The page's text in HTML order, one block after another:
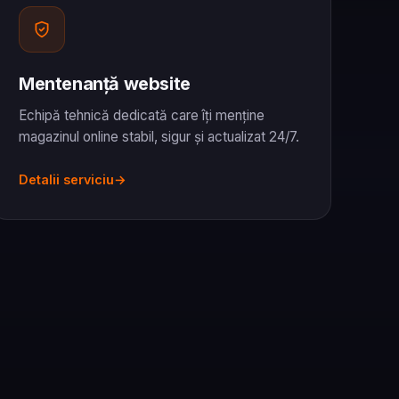
Mentenanță website
Echipă tehnică dedicată care îți menține
magazinul online stabil, sigur și actualizat 24/7.
Detalii serviciu